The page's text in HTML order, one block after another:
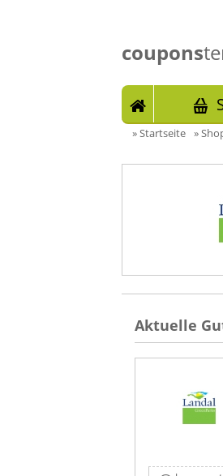
coupons
START
»Startseite »
Aktuelle